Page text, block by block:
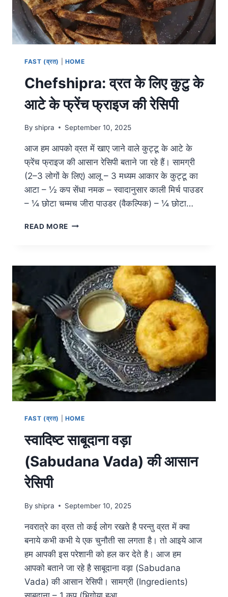
FAST (व्रत) HOME
Chefshipra: व्रत के लिए कुटु के
आटे के फ्रेंच फ्राइज की रेसिपी
By shipra September 10, 2025
आज हम आपको व्रत में खाए जाने वाले कुट्टू के आटे के
फ्रेंच फ्राइज की आसान रेसिपी बताने जा रहे हैं। सामग्री
(2–3 लोगों के लिए) आलू – 3 मध्यम आकार के कुट्टू का
आटा – ½ कप सेंधा नमक – स्वादानुसार काली मिर्च पाउडर
– ¼ छोटा चम्मच जीरा पाउडर (वैकल्पिक) – ¼ छोटा…
READ MORE
FAST (व्रत) HOME
स्वादिष्ट साबूदाना वड़ा
(Sabudana Vada) की आसान
रेसिपी
By shipra September 10, 2025
नवरात्रे का व्रत तो कई लोग रखते है परन्तु व्रत में क्या
बनाये कभी कभी ये एक चुनौती सा लगता है। तो आइये आज
हम आपकी इस परेशानी को हल कर देते है। आज हम
आपको बताने जा रहे है साबूदाना वड़ा (Sabudana
Vada) की आसान रेसिपी। सामग्री (Ingredients)